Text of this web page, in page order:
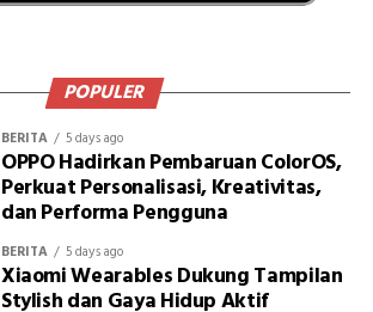
POPULER
BERITA 5 days ago
OPPO Hadirkan Pembaruan ColorOS,
Perkuat Personalisasi, Kreativitas,
dan Performa Pengguna
BERITA 5 days ago
Xiaomi Wearables Dukung Tampilan
Stylish dan Gaya Hidup Aktif